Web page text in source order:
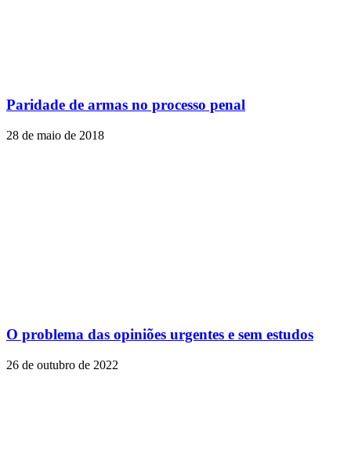
Paridade de armas no processo penal
28 de maio de 2018
O problema das opiniões urgentes e sem estudos
26 de outubro de 2022